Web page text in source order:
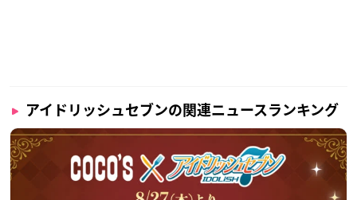
アイドリッシュセブンの関連ニュースランキング